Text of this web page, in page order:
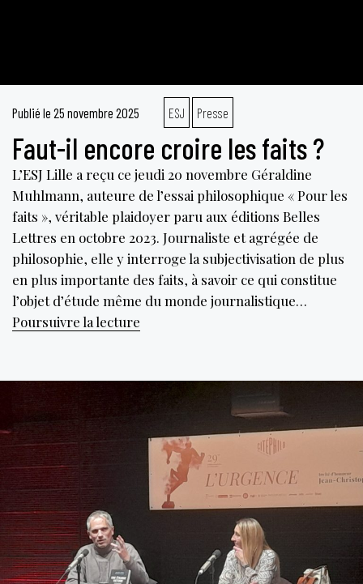
Publié le 25 novembre 2025 ESJ Presse
Faut-il encore croire les faits ?
L’ESJ Lille a reçu ce jeudi 20 novembre Géraldine
Muhlmann, auteure de l’essai philosophique « Pour les
faits », véritable plaidoyer paru aux éditions Belles
Lettres en octobre 2023. Journaliste et agrégée de
philosophie, elle y interroge la subjectivisation de plus
en plus importante des faits, à savoir ce qui constitue
l’objet d’étude même du monde journalistique…
Poursuivre la lecture
croire